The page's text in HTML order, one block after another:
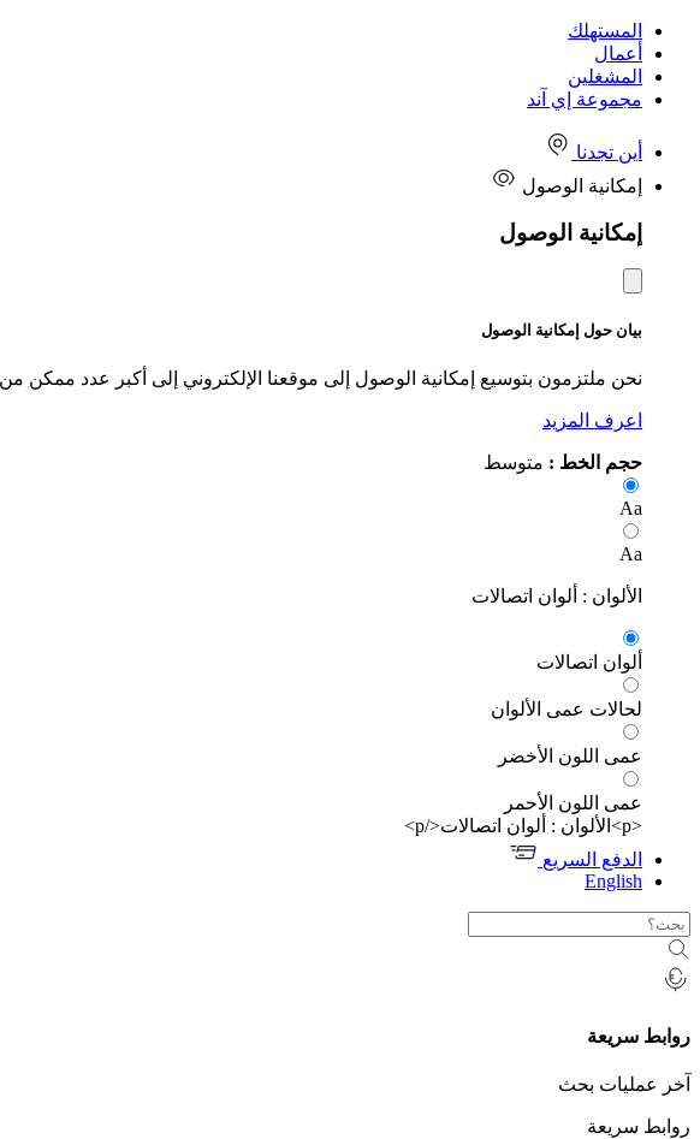
المستهلك
أعمال
المشغلين
مجموعة إي آند
أين تجدنا
إمكانية الوصول
إمكانية الوصول
بيان حول إمكانية الوصول
نحن ملتزمون بتوسيع إمكانية الوصول إلى موقعنا الإلكتروني إلى أكبر عدد ممكن
اعرف المزيد
حجم الخط : متوسط
Aa
Aa
الألوان : ألوان اتصالات
ألوان اتصالات
لحالات عمى الألوان
عمى اللون الأخضر
عمى اللون الأحمر
<p>الألوان : ألوان اتصالات</p>
الدفع السريع
English
روابط سريعة
آخر عمليات بحث
روابط سريعة